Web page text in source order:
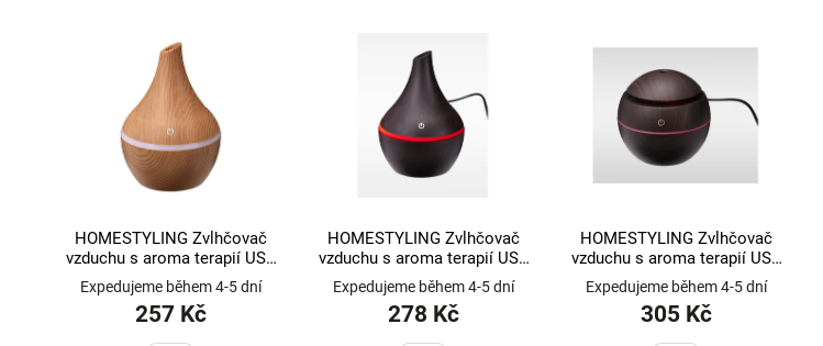
HOMESTYLING Zvlhčovač
vzduchu s aroma terapií USB
LED KO-MC5557340
Expedujeme během 4-5 dní
257 Kč
HOMESTYLING Zvlhčovač
vzduchu s aroma terapií USB
LED KO-MC5557360
Expedujeme během 4-5 dní
278 Kč
HOMESTYLING Zvlhčovač
vzduchu s aroma terapií USB
LED KO-MC5557350
Expedujeme během 4-5 dní
305 Kč